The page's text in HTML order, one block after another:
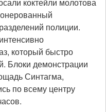
полиции.
который быстро
Блоки демонстрации
Синтагма,
по всему центру